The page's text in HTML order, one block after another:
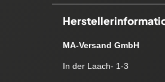
MA-Versand GmbH
In der Laach- 1-3